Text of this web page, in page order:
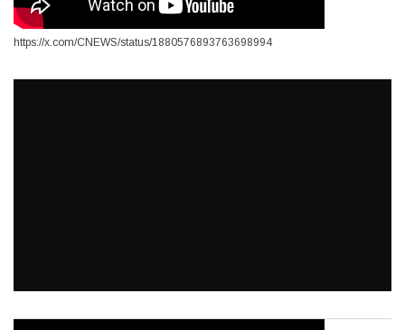
https://x.com/CNEWS/status/1880576893763698994